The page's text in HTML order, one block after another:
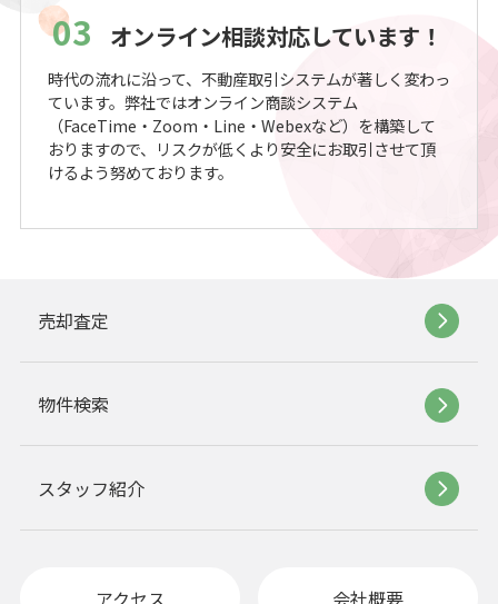
03 オンライン相談対応しています！
時代の流れに沿って、不動産取引システムが著しく変わっ
ています。弊社ではオンライン商談システム
（FaceTime・Zoom・Line・Webexなど）を構築して
おりますので、リスクが低くより安全にお取引させて頂
けるよう努めております。
売却査定
物件検索
スタッフ紹介
アクセス 会社概要